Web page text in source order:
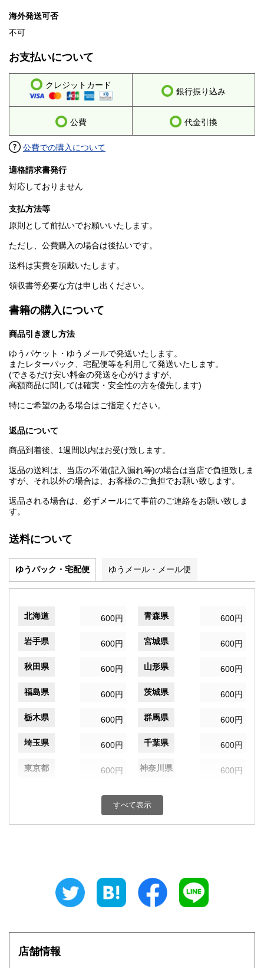
海外発送可否
不可
お支払いについて
クレジットカード
銀行振り込み
公費 代金引換
公費での購入について
適格請求書発行
対応しておりません
支払方法等
原則として前払いでお願いいたします。
ただし、公費購入の場合は後払いです。
送料は実費を頂戴いたします。
領収書等必要な方は申し出ください。
書籍の購入について
商品引き渡し方法
ゆうパケット・ゆうメールで発送いたします。
またレターパック、宅配便等を利用して発送いたします。
(できるだけ安い料金の発送を心がけますが、
高額商品に関しては確実・安全性の方を優先します)
特にご希望のある場合はご指定ください。
返品について
商品到着後、1週間以内はお受け致します。
返品の送料は、当店の不備(記入漏れ等)の場合は当店で負担致しま
すが、それ以外の場合は、お客様のご負担でお願い致します。
返品される場合は、必ずメールにて事前のご連絡をお願い致しま
す。
送料について
ゆうパック・宅配便 ゆうメール・メール便
北海道 600円 青森県 600円
岩手県 600円 宮城県 600円
秋田県 600円 山形県 600円
福島県 600円 茨城県 600円
栃木県 600円 群馬県 600円
埼玉県 600円 千葉県 600円
東京都 600円 神奈川県 600円
600円 富山県
600円 三重県
大阪府
すべて表示
店舗情報